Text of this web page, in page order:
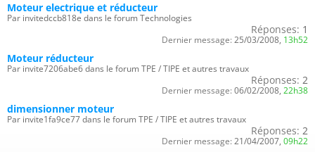
Moteur electrique et réducteur
Par invitedccb818e dans le forum Technologies
Réponses: 1
Dernier message: 25/03/2008, 13h52
Moteur réducteur
Par invite7206abe6 dans le forum TPE / TIPE et autres travaux
Réponses: 2
Dernier message: 06/02/2008, 22h38
dimensionner moteur
Par invite1fa9ce77 dans le forum TPE / TIPE et autres travaux
Réponses: 2
Dernier message: 21/04/2007, 09h22